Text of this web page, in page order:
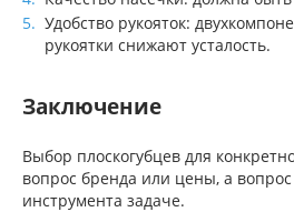
Удобство рукояток:
рукоятки снижают усталость.
Заключение
Выбор плоскогубцев для
вопрос бренда или цены, а вопрос
инструмента задаче.